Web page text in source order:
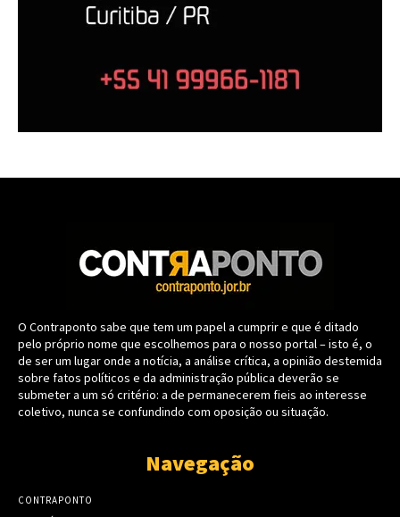
O Contraponto sabe que tem um papel a cumprir e que é ditado
pelo próprio nome que escolhemos para o nosso portal – isto é, o
de ser um lugar onde a notícia, a análise crítica, a opinião destemida
sobre fatos políticos e da administração pública deverão se
submeter a um só critério: a de permanecerem fieis ao interesse
coletivo, nunca se confundindo com oposição ou situação.
Navegação
CONTRAPONTO